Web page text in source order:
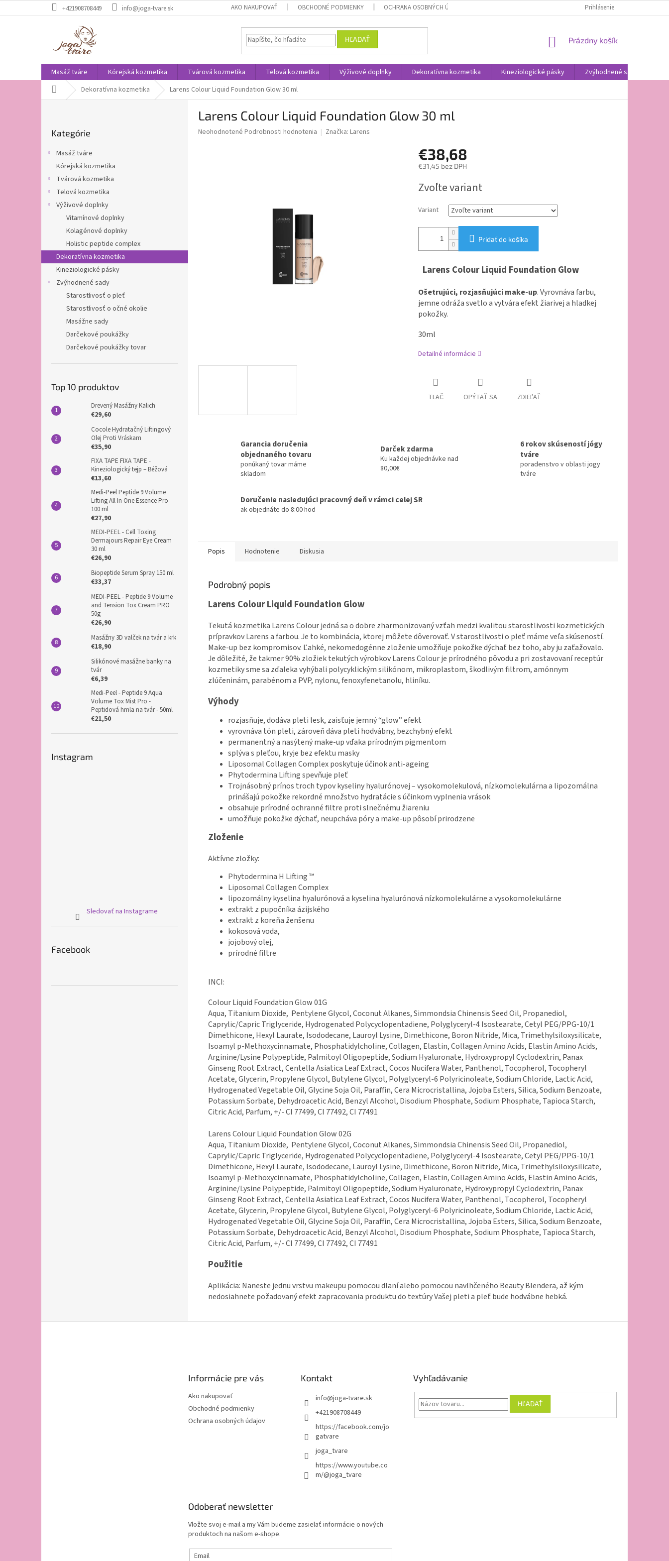
na
+421908708449 info@joga-tvare.sk AKO NAKUPOVAŤ OBCHODNÉ PODMIENKY OCHRANA OSOBNÝCH ÚDAJOV Prihlásenie
HĽADAŤ
NÁKUPNÝ
Prázdny košík
Masáž tváre Kórejská kozmetika Tvárová kozmetika Telová kozmetika Výživové doplnky Dekoratívna kozmetika Kineziologické pásky Zvýhodnené sady
DomovDekoratívna kozmetika Larens Colour Liquid Foundation Glow 30 ml
kategórie
Kategórie
Masáž tváre
Kórejská kozmetika
Tvárová kozmetika
Telová kozmetika
Výživové doplnky
Vitamínové doplnky
Kolagénové doplnky
Holistic peptide complex
Dekoratívna kozmetika
Kineziologické pásky
Zvýhodnené sady
Starostlivosť o pleť
Starostlivosť o očné okolie
Masážne sady
Darčekové poukážky
Darčekové poukážky tovar
Top 10 produktov
Drevený Masážny Kalich
€29,60
Cocole Hydratačný Liftingový
Olej Proti Vráskam
€35,90
FIXA TAPE FIXA TAPE -
Kineziologický tejp – Béžová
€13,60
Medi-Peel Peptide 9 Volume
Lifting All In One Essence Pro
100 ml
€27,90
MEDI-PEEL - Cell Toxing
Dermajours Repair Eye Cream
30 ml
€26,90
Biopeptide Serum Spray 150 ml
€33,37
MEDI-PEEL - Peptide 9 Volume
and Tension Tox Cream PRO
50g
€26,90
Masážny 3D valček na tvár a krk
€18,90
Silikónové masážne banky na
tvár
€6,39
Medi-Peel - Peptide 9 Aqua
Volume Tox Mist Pro -
Peptidová hmla na tvár - 50ml
€21,50
Instagram
Sledovať na Instagrame
Facebook
Larens Colour Liquid Foundation Glow 30 ml
Priemerné
Neohodnotené Podrobnosti hodnotenia Značka: Larens
€38,68
€31,45 bez DPH
cena:
Zvoľte variant
Variant
Pridať do košíka
Larens Colour Liquid Foundation Glow
Ošetrujúci, rozjasňujúci make-up. Vyrovnáva farbu,
jemne odráža svetlo a vytvára efekt žiarivej a hladkej
pokožky.
30ml
Detailné informácie
TLAČ OPÝTAŤ SA ZDIEĽAŤ
Garancia doručenia
objednaného tovaru
ponúkaný tovar máme
skladom
Darček zdarma
Ku každej objednávke nad
80,00€
6 rokov skúseností jógy
tváre
poradenstvo v oblasti jogy
tváre
Doručenie nasledujúci pracovný deň v rámci celej SR
ak objednáte do 8:00 hod
Popis Hodnotenie Diskusia
Podrobný popis
Larens Colour Liquid Foundation Glow
Tekutá kozmetika Larens Colour jedná sa o dobre zharmonizovaný vzťah medzi kvalitou starostlivosti kozmetických
prípravkov Larens a farbou. Je to kombinácia, ktorej môžete dôverovať. V starostlivosti o pleť máme veľa skúseností.
Make-up bez kompromisov. Ľahké, nekomedogénne zloženie umožňuje pokožke dýchať bez toho, aby ju zaťažovalo.
Je dôležité, že takmer 90% zložiek tekutých výrobkov Larens Colour je prírodného pôvodu a pri zostavovaní receptúr
kozmetiky sme sa zďaleka vyhýbali polycyklickým silikónom, mikroplastom, škodlivým filtrom, amónnym
zlúčeninám, parabénom a PVP, nylonu, fenoxyfenetanolu, hliníku.
Výhody
rozjasňuje, dodáva pleti lesk, zaisťuje jemný “glow” efekt
vyrovnáva tón pleti, zároveň dáva pleti hodvábny, bezchybný efekt
permanentný a nasýtený make-up vďaka prírodným pigmentom
splýva s pleťou, kryje bez efektu masky
Liposomal Collagen Complex poskytuje účinok anti-ageing
Phytodermina Lifting spevňuje pleť
Trojnásobný prínos troch typov kyseliny hyalurónovej – vysokomolekulová, nízkomolekulárna a lipozomálna
prinášajú pokožke rekordné množstvo hydratácie s účinkom vyplnenia vrások
obsahuje prírodné ochranné filtre proti slnečnému žiareniu
umožňuje pokožke dýchať, neupcháva póry a make-up pôsobí prirodzene
Zloženie
Aktívne zložky:
Phytodermina H Lifting ™
Liposomal Collagen Complex
lipozomálny kyselina hyalurónová a kyselina hyalurónová nízkomolekulárne a vysokomolekulárne
extrakt z pupočníka ázijského
extrakt z koreňa ženšenu
kokosová voda,
jojobový olej,
prírodné filtre
INCI:
Colour Liquid Foundation Glow 01G
Aqua, Titanium Dioxide, Pentylene Glycol, Coconut Alkanes, Simmondsia Chinensis Seed Oil, Propanediol,
Caprylic/Capric Triglyceride, Hydrogenated Polycyclopentadiene, Polyglyceryl-4 Isostearate, Cetyl PEG/PPG-10/1
Dimethicone, Hexyl Laurate, Isododecane, Lauroyl Lysine, Dimethicone, Boron Nitride, Mica, Trimethylsiloxysilicate,
Isoamyl p-Methoxycinnamate, Phosphatidylcholine, Collagen, Elastin, Collagen Amino Acids, Elastin Amino Acids,
Arginine/Lysine Polypeptide, Palmitoyl Oligopeptide, Sodium Hyaluronate, Hydroxypropyl Cyclodextrin, Panax
Ginseng Root Extract, Centella Asiatica Leaf Extract, Cocos Nucifera Water, Panthenol, Tocopherol, Tocopheryl
Acetate, Glycerin, Propylene Glycol, Butylene Glycol, Polyglyceryl-6 Polyricinoleate, Sodium Chloride, Lactic Acid,
Hydrogenated Vegetable Oil, Glycine Soja Oil, Paraffin, Cera Microcristallina, Jojoba Esters, Silica, Sodium Benzoate,
Potassium Sorbate, Dehydroacetic Acid, Benzyl Alcohol, Disodium Phosphate, Sodium Phosphate, Tapioca Starch,
Citric Acid, Parfum, +/- CI 77499, CI 77492, CI 77491
Larens Colour Liquid Foundation Glow 02G
Aqua, Titanium Dioxide, Pentylene Glycol, Coconut Alkanes, Simmondsia Chinensis Seed Oil, Propanediol,
Caprylic/Capric Triglyceride, Hydrogenated Polycyclopentadiene, Polyglyceryl-4 Isostearate, Cetyl PEG/PPG-10/1
Dimethicone, Hexyl Laurate, Isododecane, Lauroyl Lysine, Dimethicone, Boron Nitride, Mica, Trimethylsiloxysilicate,
Isoamyl p-Methoxycinnamate, Phosphatidylcholine, Collagen, Elastin, Collagen Amino Acids, Elastin Amino Acids,
Arginine/Lysine Polypeptide, Palmitoyl Oligopeptide, Sodium Hyaluronate, Hydroxypropyl Cyclodextrin, Panax
Ginseng Root Extract, Centella Asiatica Leaf Extract, Cocos Nucifera Water, Panthenol, Tocopherol, Tocopheryl
Acetate, Glycerin, Propylene Glycol, Butylene Glycol, Polyglyceryl-6 Polyricinoleate, Sodium Chloride, Lactic Acid,
Hydrogenated Vegetable Oil, Glycine Soja Oil, Paraffin, Cera Microcristallina, Jojoba Esters, Silica, Sodium Benzoate,
Potassium Sorbate, Dehydroacetic Acid, Benzyl Alcohol, Disodium Phosphate, Sodium Phosphate, Tapioca Starch,
Citric Acid, Parfum, +/- CI 77499, CI 77492, CI 77491
Použitie
Aplikácia: Naneste jednu vrstvu makeupu pomocou dlaní alebo pomocou navlhčeného Beauty Blendera, až kým
nedosiahnete požadovaný efekt zapracovania produktu do textúry Vašej pleti a pleť bude hodvábne hebká.
Informácie pre vás
Ako nakupovať
Obchodné podmienky
Ochrana osobných údajov
Kontakt
info@joga-tvare.sk
+421908708449
https://facebook.com/jo
gatvare
joga_tvare
https://www.youtube.co
m/@joga_tvare
Vyhľadávanie
HĽADAŤ
Odoberať newsletter
Vložte svoj e-mail a my Vám budeme zasielať informácie o nových
produktoch na našom e-shope.
Email